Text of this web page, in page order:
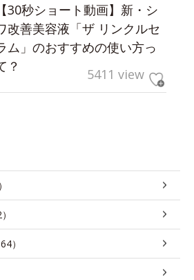
【30秒ショート動画】新・シ
改善美容液「ザ リンクルセ
ム」のおすすめの使い方っ
？
5411 view
）